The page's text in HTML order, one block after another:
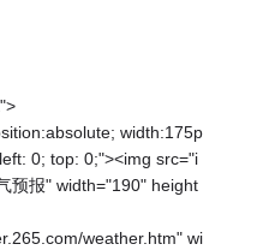
width:175p
0; top: 0;"><img src="i
预报" width="190" height
weather.htm" wi